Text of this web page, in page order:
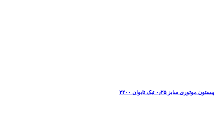
پیستون موتوری سایز ۰٫۲۵ تیک تایوان ۲۴۰۰